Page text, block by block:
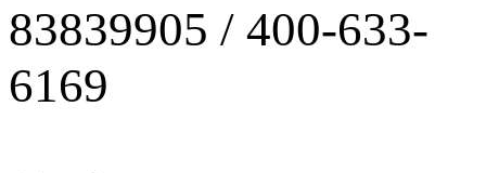
83839905 / 400-633-
6169